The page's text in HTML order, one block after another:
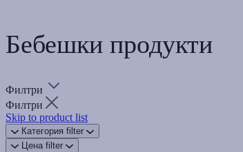
Бебешки продукти
Филтри
Филтри
Skip to product list
Категория filter
Цена filter